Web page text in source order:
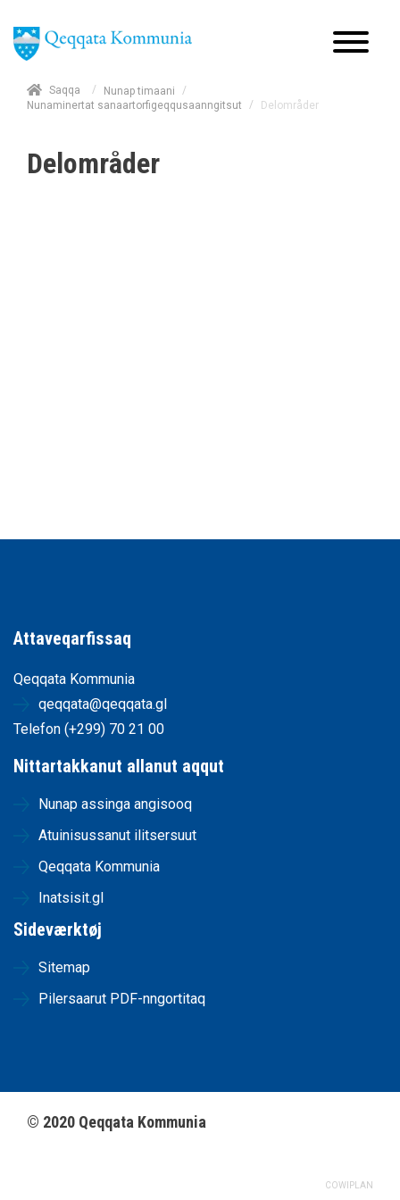
Saqqa / Nunap timaani
/
Nunaminertat sanaartorfigeqqusaanngitsut
/ Delområder
Delområder
Attaveqarfissaq
Qeqqata Kommunia
qeqqata@qeqqata.gl
Telefon (+299) 70 21 00
Nittartakkanut allanut aqqut
Nunap assinga angisooq
Atuinisussanut ilitsersuut
Qeqqata Kommunia
Inatsisit.gl
Sideværktøj
Sitemap
Pilersaarut PDF-nngortitaq
© 2020 Qeqqata Kommunia
COWIPLAN